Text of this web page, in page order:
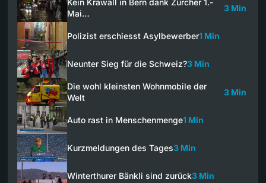
Kein Krawall in Bern dank Zürcher 1.-
Mai…
3 Min
Polizist erschiesst Asylbewerber1 Min
Neunter Sieg für die Schweiz?3 Min
Die wohl kleinsten Wohnmobile der
Welt
3 Min
Auto rast in Menschenmenge1 Min
Kurzmeldungen des Tages3 Min
Winterthurer Bänkli sind zurück3 Min